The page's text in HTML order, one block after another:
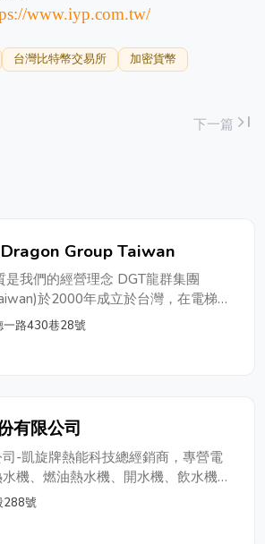
www.iyp.com.tw/
台灣比特幣交易所 加密貨幣
下一篇 last_page
Group Taiwan
是我們的經營理念 DGT龍群集團
於2000年成立於台灣，在電梯車
設計製作方面具有十餘年經驗，安裝
電梯、餐飲電梯、雜物電梯...等，是
配件、不銹鋼欄杆等商品，行銷於國
是擁有設計、生產、服務完整系統的
提供給客戶設計規劃、專業安裝、銷
以減少客戶的成本，期望能給客戶最
經濟便利的商品及服務。 DGT一直
把最好的商品及服務交到客戶的手
一路430巷28號
有限公司
-凱旋牌熱能科技總經銷商，專營電
機、燃油熱水機、開水機、飲水機、
箱。
288號